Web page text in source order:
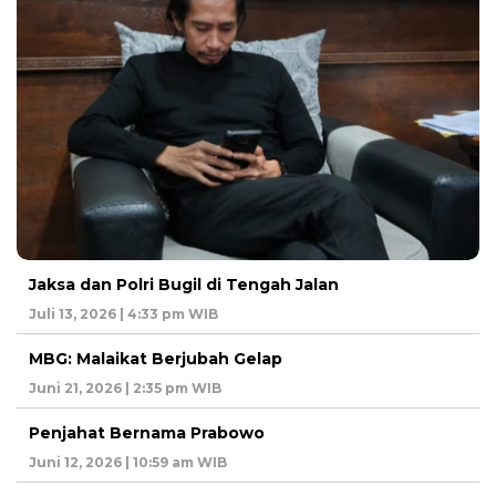
Jaksa dan Polri Bugil di Tengah Jalan
Juli 13, 2026 | 4:33 pm WIB
MBG: Malaikat Berjubah Gelap
Juni 21, 2026 | 2:35 pm WIB
Penjahat Bernama Prabowo
Juni 12, 2026 | 10:59 am WIB